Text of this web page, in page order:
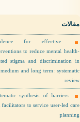
مقالات
for effective
to reduce mental health-
stigma and discrimination in
medium and long term: systematic
review
synthesis of barriers
facilitators to service user-led care
planning